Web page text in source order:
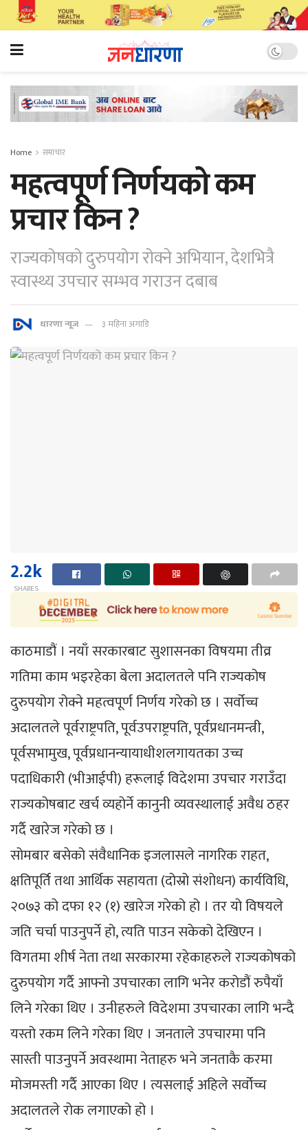
Home समाचार
महत्वपूर्ण निर्णयको कम
प्रचार किन ?
राज्यकोषको दुरुपयोग रोक्ने अभियान, देशभित्रै
स्वास्थ्य उपचार सम्भव गराउन दबाब
धारणा न्यूज ३ महिना अगाडि
2.2k
SHARES
काठमाडौं । नयाँ सरकारबाट सुशासनका विषयमा तीव्र
गतिमा काम भइरहेका बेला अदालतले पनि राज्यकोष
दुरुपयोग रोक्ने महत्वपूर्ण निर्णय गरेको छ । सर्वोच्च
अदालतले पूर्वराष्ट्रपति, पूर्वउपराष्ट्रपति, पूर्वप्रधानमन्त्री,
पूर्वसभामुख, पूर्वप्रधानन्यायाधीशलगायतका उच्च
पदाधिकारी (भीआईपी) हरूलाई विदेशमा उपचार गराउँदा
राज्यकोषबाट खर्च व्यहोर्ने कानुनी व्यवस्थालाई अवैध ठहर
गर्दै खारेज गरेको छ ।
सोमबार बसेको संवैधानिक इजलासले नागरिक राहत,
क्षतिपूर्ति तथा आर्थिक सहायता (दोस्रो संशोधन) कार्यविधि,
२०७३ को दफा १२ (१) खारेज गरेको हो । तर यो विषयले
जति चर्चा पाउनुपर्ने हो, त्यति पाउन सकेको देखिएन ।
विगतमा शीर्ष नेता तथा सरकारमा रहेकाहरुले राज्यकोषको
दुरुपयोग गर्दै आफ्नो उपचारका लागि भनेर करोडौं रुपैयाँ
लिने गरेका थिए । उनीहरुले विदेशमा उपचारका लागि भन्दै
यस्तो रकम लिने गरेका थिए । जनताले उपचारमा पनि
सास्ती पाउनुपर्ने अवस्थामा नेताहरु भने जनताकै करमा
मोजमस्ती गर्दै आएका थिए । त्यसलाई अहिले सर्वोच्च
अदालतले रोक लगाएको हो ।